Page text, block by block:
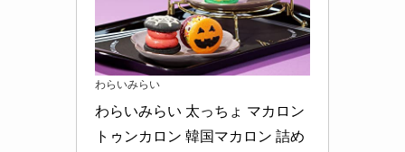
わらいみらい
わらいみらい 太っちょ マカロン
トゥンカロン 韓国マカロン 詰め